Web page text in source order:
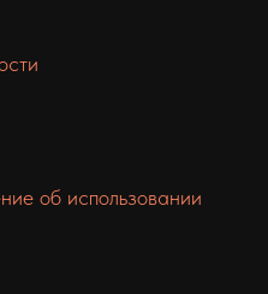
об использовании